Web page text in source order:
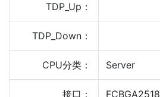
TDP_Up：
TDP_Down：
CPU分类： Server
接口： FCBGA2518